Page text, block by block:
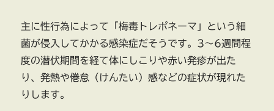
主に性行為によって「梅毒トレポネーマ」という細
菌が侵入してかかる感染症だそうです。3～6週間程
度の潜伏期間を経て体にしこりや赤い発疹が出た
り、発熱や倦怠（けんたい）感などの症状が現れた
りします。